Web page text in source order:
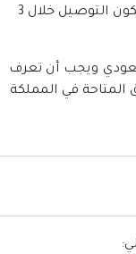
الشحن 28.75 ريال سعودي عند الشراء الطلبية بقيم أقل من 299 ريال سعودي ويكون التوصيل خلال 3
ما عليك هو شراء طلبية بقيمة أكثر من 299 ريال سعودي ويجب أن تعرف
في المملكة